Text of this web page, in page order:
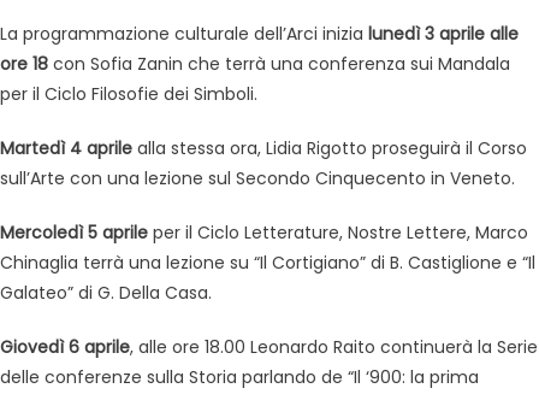
La programmazione culturale dell’Arci inizia lunedì 3 aprile alle
ore 18 con Sofia Zanin che terrà una conferenza sui Mandala
per il Ciclo Filosofie dei Simboli.
Martedì 4 aprile alla stessa ora, Lidia Rigotto proseguirà il Corso
sull’Arte con una lezione sul Secondo Cinquecento in Veneto.
Mercoledì 5 aprile per il Ciclo Letterature, Nostre Lettere, Marco
Chinaglia terrà una lezione su “Il Cortigiano” di B. Castiglione e “Il
Galateo” di G. Della Casa.
Giovedì 6 aprile, alle ore 18.00 Leonardo Raito continuerà la Serie
delle conferenze sulla Storia parlando de “Il ‘900: la prima